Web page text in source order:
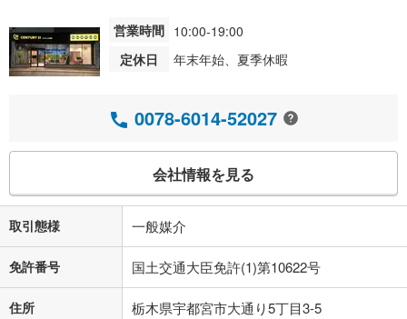
営業時間 10:00-19:00
定休日
年末年始、夏季休暇
0078-6014-52027
会社情報を見る
取引態様 一般媒介
免許番号 国土交通大臣免許(1)第10622号
住所 栃木県宇都宮市大通り5丁目3-5